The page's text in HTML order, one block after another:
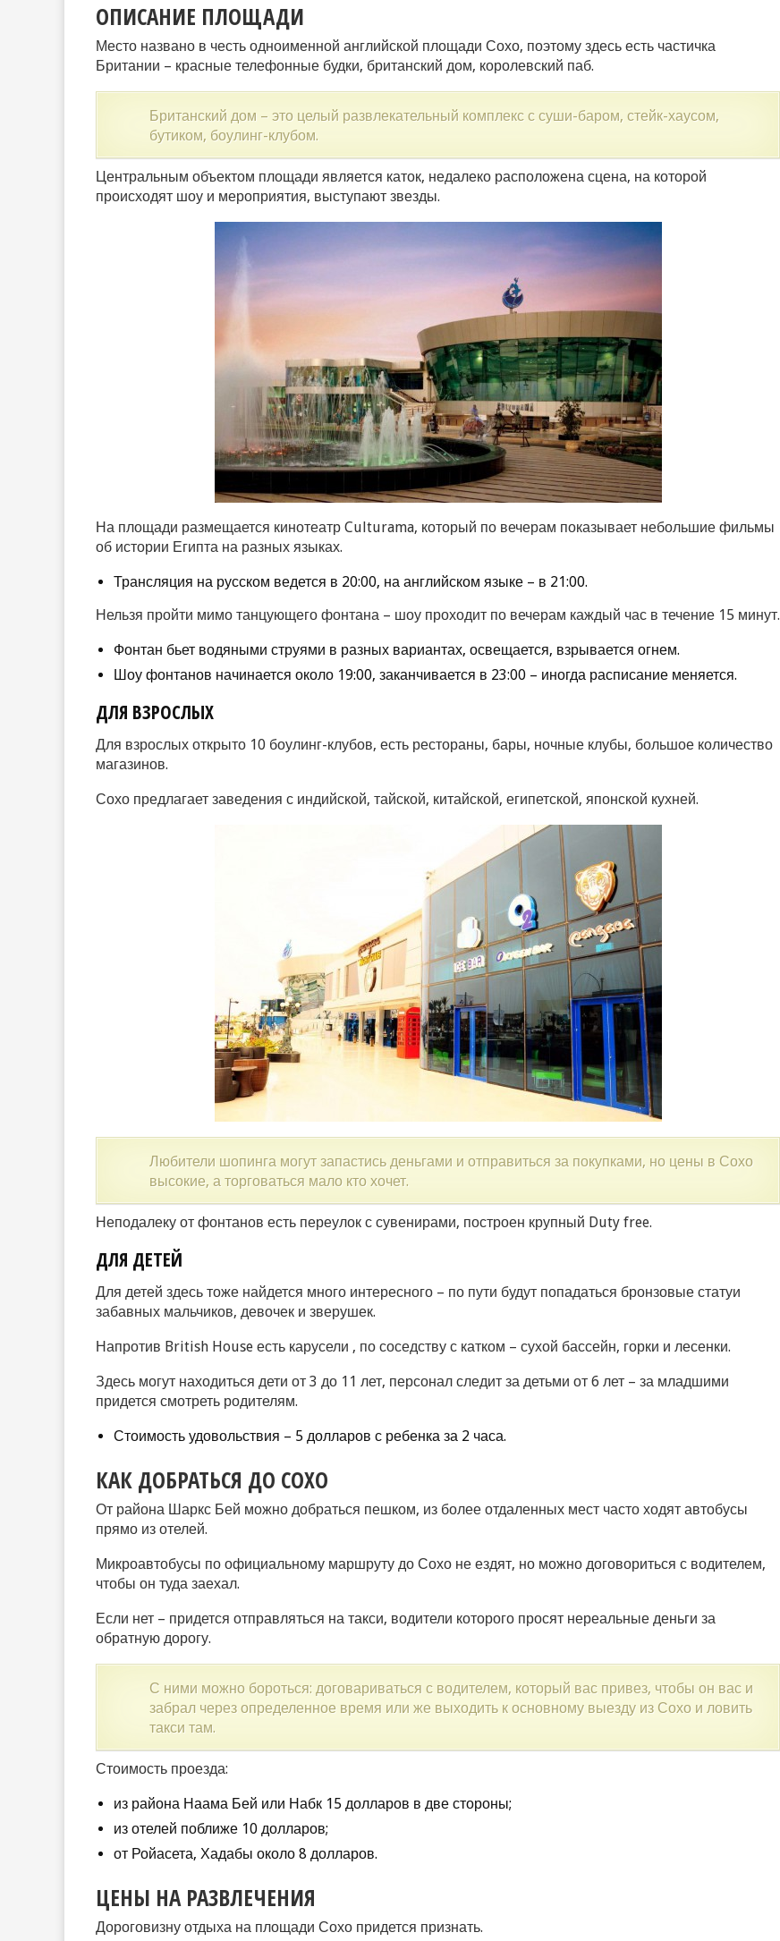
ОПИСАНИЕ ПЛОЩАДИ
Место названо в честь одноименной английской площади Сохо, поэтому здесь есть частичка
Британии – красные телефонные будки, британский дом, королевский паб.
Британский дом – это целый развлекательный комплекс с суши-баром, стейк-хаусом,
бутиком, боулинг-клубом.
Центральным объектом площади является каток, недалеко расположена сцена, на которой
происходят шоу и мероприятия, выступают звезды.
На площади размещается кинотеатр Culturama, который по вечерам показывает небольшие фильмы
об истории Египта на разных языках.
Трансляция на русском ведется в 20:00, на английском языке – в 21:00.
Нельзя пройти мимо танцующего фонтана – шоу проходит по вечерам каждый час в течение 15 минут.
Фонтан бьет водяными струями в разных вариантах, освещается, взрывается огнем.
Шоу фонтанов начинается около 19:00, заканчивается в 23:00 – иногда расписание меняется.
ДЛЯ ВЗРОСЛЫХ
Для взрослых открыто 10 боулинг-клубов, есть рестораны, бары, ночные клубы, большое количество
магазинов.
Сохо предлагает заведения с индийской, тайской, китайской, египетской, японской кухней.
Любители шопинга могут запастись деньгами и отправиться за покупками, но цены в Сохо
высокие, а торговаться мало кто хочет.
Неподалеку от фонтанов есть переулок с сувенирами, построен крупный Duty free.
ДЛЯ ДЕТЕЙ
Для детей здесь тоже найдется много интересного – по пути будут попадаться бронзовые статуи
забавных мальчиков, девочек и зверушек.
Напротив British House есть карусели , по соседству с катком – сухой бассейн, горки и лесенки.
Здесь могут находиться дети от 3 до 11 лет, персонал следит за детьми от 6 лет – за младшими
придется смотреть родителям.
Стоимость удовольствия – 5 долларов с ребенка за 2 часа.
КАК ДОБРАТЬСЯ ДО СОХО
От района Шаркс Бей можно добраться пешком, из более отдаленных мест часто ходят автобусы
прямо из отелей.
Микроавтобусы по официальному маршруту до Сохо не ездят, но можно договориться с водителем,
чтобы он туда заехал.
Если нет – придется отправляться на такси, водители которого просят нереальные деньги за
обратную дорогу.
С ними можно бороться: договариваться с водителем, который вас привез, чтобы он вас и
забрал через определенное время или же выходить к основному выезду из Сохо и ловить
такси там.
Стоимость проезда:
из района Наама Бей или Набк 15 долларов в две стороны;
из отелей поближе 10 долларов;
от Ройасета, Хадабы около 8 долларов.
ЦЕНЫ НА РАЗВЛЕЧЕНИЯ
Дороговизну отдыха на площади Сохо придется признать.